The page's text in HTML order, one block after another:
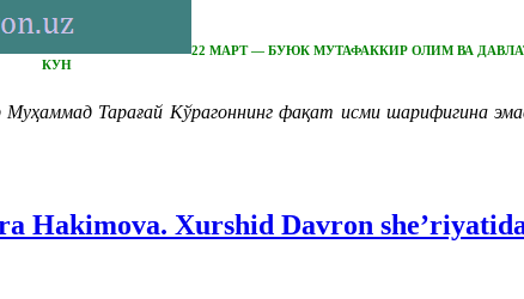
22 МАРТ — БУЮК МУТАФАККИР ОЛИМ ВА
КУН
Тарағай Кўрагоннинг фақат исми шарифигина
Hakimova. Xurshid Davron